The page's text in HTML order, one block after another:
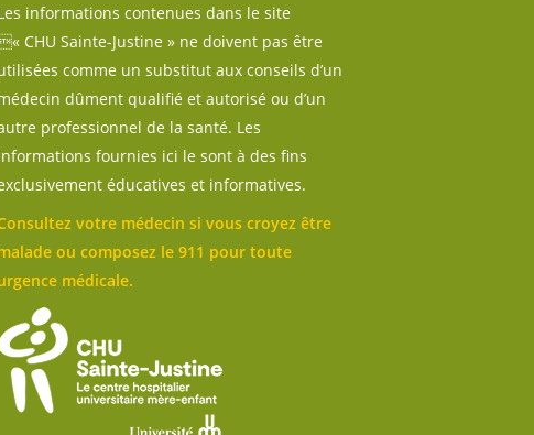
informations contenues dans le site
CHU Sainte-Justine » ne doivent pas être
comme un substitut aux conseils d’un
dûment qualifié et autorisé ou d’un
professionnel de la santé. Les
fournies ici le sont à des fins
éducatives et informatives.
votre médecin si vous croyez être
ou composez le 911 pour toute
médicale.